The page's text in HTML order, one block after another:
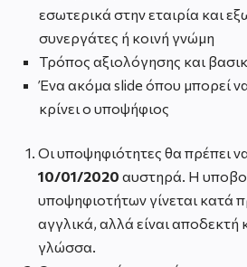
εσωτερικά στην εταιρία και
συνεργάτες ή κοινή γνώμη
Τρόπος αξιολόγησης και
Ένα ακόμα slide όπου μπορεί
κρίνει ο υποψήφιος
Οι υποψηφιότητες θα πρέπει
10/01/2020 αυστηρά. Η
υποψηφιοτήτων γίνεται κατά
αγγλικά, αλλά είναι αποδεκτή
γλώσσα.